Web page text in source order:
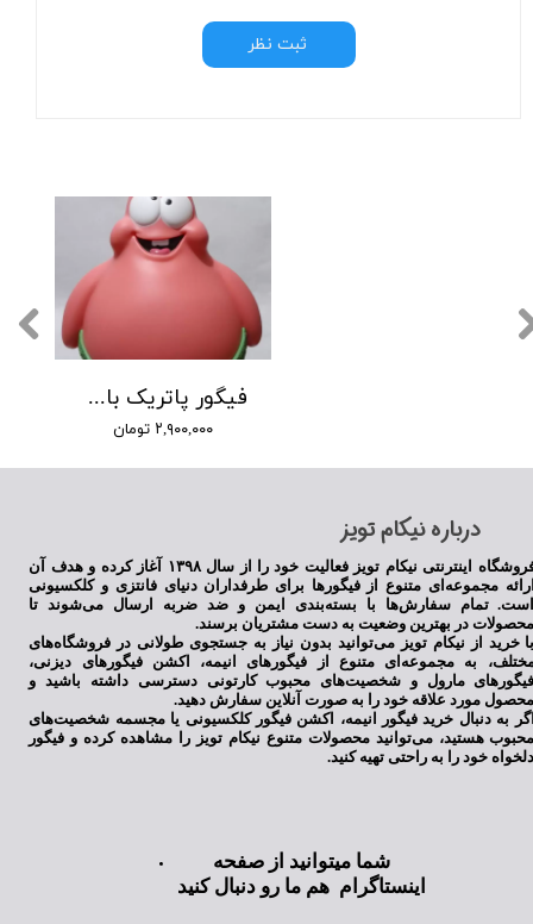
ثبت نظر
فیگور پاتریک باب اسفنجی
۲,۹۰۰,۰۰۰ تومان
​درباره نیکام تویز
فروشگاه اینترنتی نیکام تویز فعالیت خود را از سال ۱۳۹۸ آغاز کرده و هدف آن
مجموعه‌ای متنوع از فیگورها برای طرفداران دنیای فانتزی و کلکسیونی
تمام سفارش‌ها با بسته‌بندی ایمن و ضد ضربه ارسال می‌شوند تا
در بهترین وضعیت به دست مشتریان برسند.
خرید از نیکام تویز می‌توانید بدون نیاز به جستجوی طولانی در فروشگاه‌های
به مجموعه‌ای متنوع از فیگورهای انیمه، اکشن فیگورهای دیزنی،
مارول و شخصیت‌های محبوب کارتونی دسترسی داشته باشید و
مورد علاقه خود را به صورت آنلاین سفارش دهید.
به دنبال خرید فیگور انیمه، اکشن فیگور کلکسیونی یا مجسمه شخصیت‌های
هستید، می‌توانید محصولات متنوع نیکام تویز را مشاهده کرده و فیگور
خود را به راحتی تهیه کنید.
شما میتوانید از صفحه
اینستاگرام هم ما رو دنبال کنید